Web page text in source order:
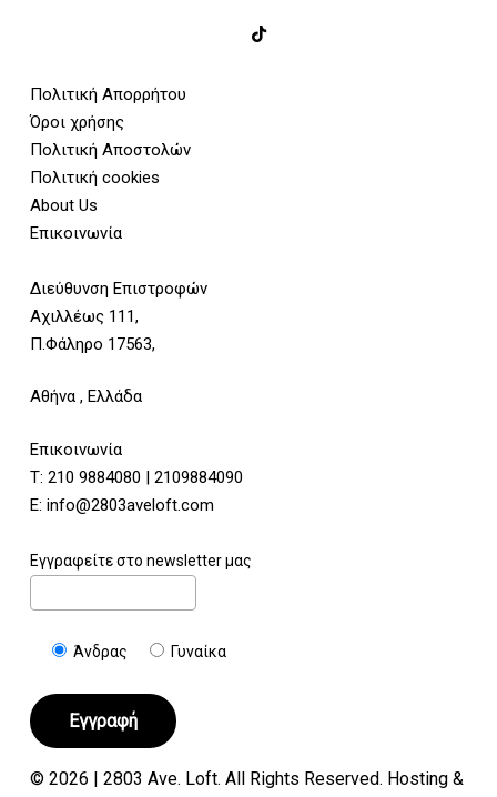
Πολιτική Απορρήτου
Όροι χρήσης
Πολιτική Αποστολών
Πολιτική cookies
About Us
Επικοινωνία
Διεύθυνση Επιστροφών
Αχιλλέως 111,
Π.Φάληρο 17563,
Αθήνα , Ελλάδα
Επικοινωνία
Τ: 210 9884080 | 2109884090
E: info@2803aveloft.com
Εγγραφείτε στο newsletter μας
Άνδρας Γυναίκα
© 2026 | 2803 Ave. Loft. All Rights Reserved. Hosting &